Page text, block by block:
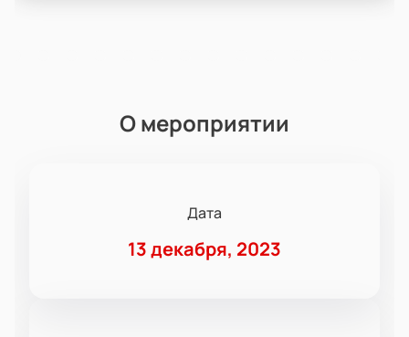
О мероприятии
Дата
13 декабря, 2023